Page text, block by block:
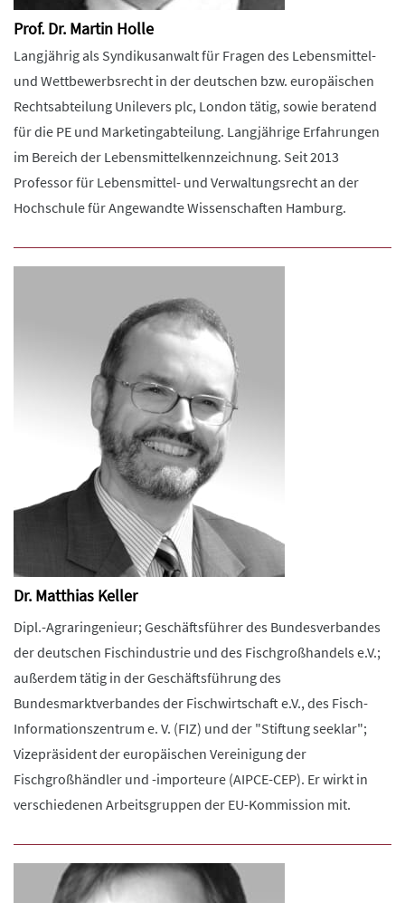
Prof. Dr. Martin Holle
Langjährig als Syndikusanwalt für Fragen des Lebensmittel-
und Wettbewerbsrecht in der deutschen bzw. europäischen
Rechtsabteilung Unilevers plc, London tätig, sowie beratend
für die PE und Marketingabteilung. Langjährige Erfahrungen
im Bereich der Lebensmittelkennzeichnung. Seit 2013
Professor für Lebensmittel- und Verwaltungsrecht an der
Hochschule für Angewandte Wissenschaften Hamburg.
Dr. Matthias Keller
Dipl.-Agraringenieur; Geschäftsführer des Bundesverbandes
der deutschen Fischindustrie und des Fischgroßhandels e.V.;
außerdem tätig in der Geschäftsführung des
Bundesmarktverbandes der Fischwirtschaft e.V., des Fisch-
Informationszentrum e. V. (FIZ) und der "Stiftung seeklar";
Vizepräsident der europäischen Vereinigung der
Fischgroßhändler und -importeure (AIPCE-CEP). Er wirkt in
verschiedenen Arbeitsgruppen der EU-Kommission mit.